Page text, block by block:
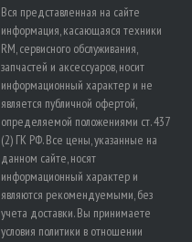
Вся представленная на сайте
информация, касающаяся техники
RM, сервисного обслуживания,
запчастей и аксессуаров, носит
информационный характер и не
является публичной офертой,
определяемой положениями ст. 437
(2) ГК РФ. Все цены, указанные на
данном сайте, носят
информационный характер и
являются рекомендуемыми, без
учета доставки. Вы принимаете
условия политики в отношении